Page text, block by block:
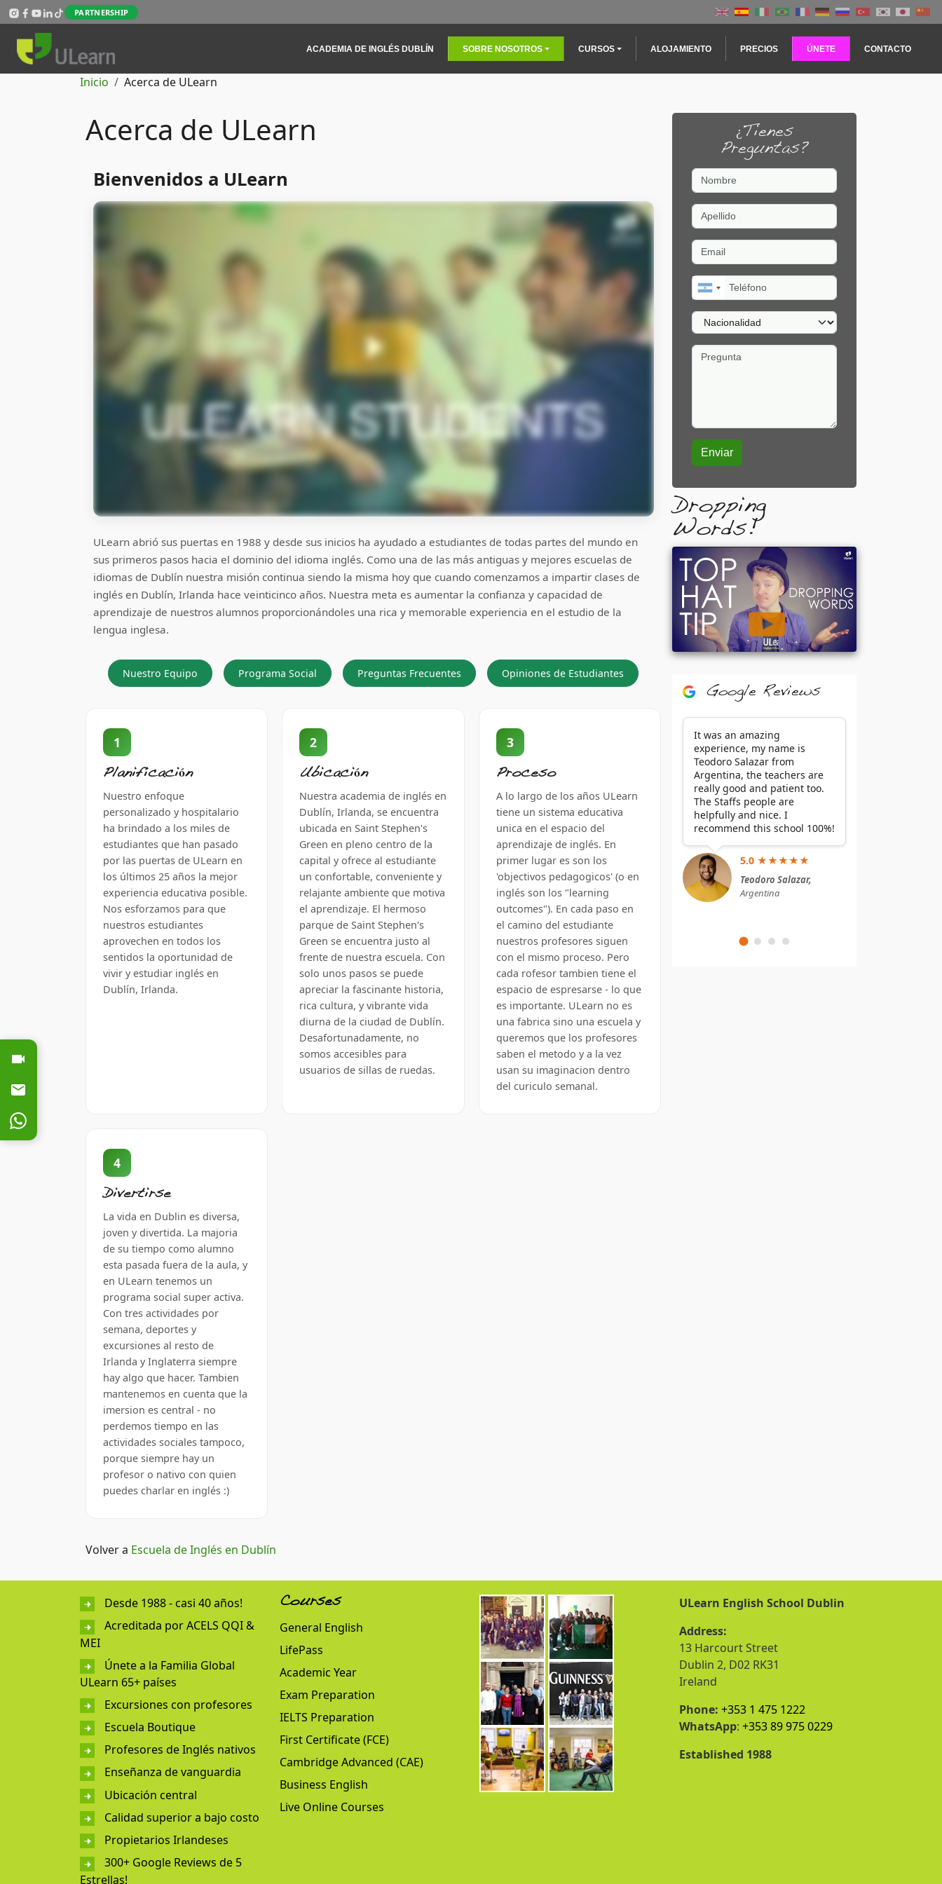
Pasar al contenido principal
PARTNERSHIP
Main navigation
ACADEMIA DE INGLÉS DUBLÍN SOBRE NOSOTROS CURSOS ALOJAMIENTO PRECIOS ÚNETE CONTACTO
Ruta de navegación
Inicio Acerca de ULearn
Acerca de ULearn
Bienvenidos a ULearn
ULearn abrió sus puertas en 1988 y desde sus inicios ha ayudado a estudiantes de todas partes del mundo en
sus primeros pasos hacia el dominio del idioma inglés. Como una de las más antiguas y mejores escuelas de
idiomas de Dublín nuestra misión continua siendo la misma hoy que cuando comenzamos a impartir clases de
inglés en Dublín, Irlanda hace veinticinco años. Nuestra meta es aumentar la confianza y capacidad de
aprendizaje de nuestros alumnos proporcionándoles una rica y memorable experiencia en el estudio de la
lengua inglesa.
Nuestro Equipo Programa Social Preguntas Frecuentes Opiniones de Estudiantes
1
Planificación
Nuestro enfoque
personalizado y hospitalario
ha brindado a los miles de
estudiantes que han pasado
por las puertas de ULearn en
los últimos 25 años la mejor
experiencia educativa posible.
Nos esforzamos para que
nuestros estudiantes
aprovechen en todos los
sentidos la oportunidad de
vivir y estudiar inglés en
Dublín, Irlanda.
2
Ubicación
Nuestra academia de inglés en
Dublín, Irlanda, se encuentra
ubicada en Saint Stephen's
Green en pleno centro de la
capital y ofrece al estudiante
un confortable, conveniente y
relajante ambiente que motiva
el aprendizaje. El hermoso
parque de Saint Stephen's
Green se encuentra justo al
frente de nuestra escuela. Con
solo unos pasos se puede
apreciar la fascinante historia,
rica cultura, y vibrante vida
diurna de la ciudad de Dublín.
Desafortunadamente, no
somos accesibles para
usuarios de sillas de ruedas.
3
Proceso
A lo largo de los años ULearn
tiene un sistema educativa
unica en el espacio del
aprendizaje de inglés. En
primer lugar es son los
'objectivos pedagogicos' (o en
inglés son los "learning
outcomes"). En cada paso en
el camino del estudiante
nuestros profesores siguen
con el mismo proceso. Pero
cada rofesor tambien tiene el
espacio de espresarse - lo que
es importante. ULearn no es
una fabrica sino una escuela y
queremos que los profesores
saben el metodo y a la vez
usan su imaginacion dentro
del curiculo semanal.
4
Divertirse
La vida en Dublin es diversa,
joven y divertida. La majoria
de su tiempo como alumno
esta pasada fuera de la aula, y
en ULearn tenemos un
programa social super activa.
Con tres actividades por
semana, deportes y
excursiones al resto de
Irlanda y Inglaterra siempre
hay algo que hacer. Tambien
mantenemos en cuenta que la
imersion es central - no
perdemos tiempo en las
actividades sociales tampoco,
porque siempre hay un
profesor o nativo con quien
puedes charlar en inglés :)
Volver a Escuela de Inglés en Dublín
¿Tienes
Preguntas?
Nombre
Apellido
Email
Teléfono
Nacionalidad
Pregunta
Dropping
Words!
Google Reviews
It was an amazing
experience, my name is
Teodoro Salazar from
Argentina, the teachers are
really good and patient too.
The Staffs people are
helpfully and nice. I
recommend this school 100%!
5.0 ★★★★★
Teodoro Salazar,
Argentina
Desde 1988 - casi 40 años!
Acreditada por ACELS QQI &
MEI
Únete a la Familia Global
ULearn 65+ países
Excursiones con profesores
Escuela Boutique
Profesores de Inglés nativos
Enseñanza de vanguardia
Ubicación central
Calidad superior a bajo costo
Propietarios Irlandeses
300+ Google Reviews de 5
Estrellas!
Courses
General English
LifePass
Academic Year
Exam Preparation
IELTS Preparation
First Certificate (FCE)
Cambridge Advanced (CAE)
Business English
Live Online Courses
ULearn English School Dublin
Address:
13 Harcourt Street
Dublin 2, D02 RK31
Ireland
Phone: +353 1 475 1222
WhatsApp: +353 89 975 0229
Established 1988